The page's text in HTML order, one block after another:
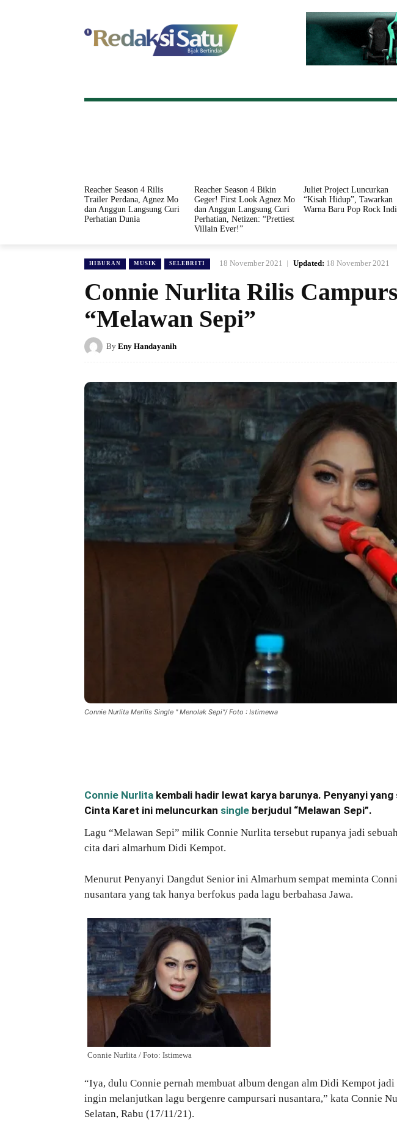
Reacher Season 4 Rilis
Trailer Perdana, Agnez Mo
dan Anggun Langsung Curi
Perhatian Dunia
Reacher Season 4 Bikin
Geger! First Look Agnez Mo
dan Anggun Langsung Curi
Perhatian, Netizen: “Prettiest
Villain Ever!”
Juliet Project Luncurkan
“Kisah Hidup”, Tawarkan
Warna Baru Pop Rock
HIBURAN MUSIK SELEBRITI 18 November 2021 Updated: 18 November 2021
Connie Nurlita Rilis
“Melawan Sepi”
By Eny Handayanih
Connie Nurlita Merilis Single " Menolak Sepi"/ Foto : Istimewa
Connie Nurlita kembali hadir lewat karya barunya. Penyanyi
Cinta Karet ini meluncurkan single berjudul “Melawan Sepi”.
Lagu “Melawan Sepi” milik Connie Nurlita tersebut rupanya jadi
cita dari almarhum Didi Kempot.
Menurut Penyanyi Dangdut Senior ini Almarhum sempat meminta
nusantara yang tak hanya berfokus pada lagu berbahasa Jawa.
Connie Nurlita / Foto: Istimewa
“Iya, dulu Connie pernah membuat album dengan alm Didi Kempot
ingin melanjutkan lagu bergenre campursari nusantara,” kata Connie
Selatan, Rabu (17/11/21).